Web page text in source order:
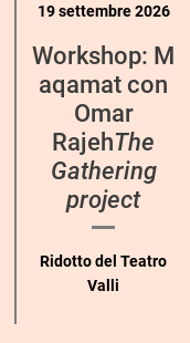
19 settembre 2026
Workshop: M
aqamat con
Omar
RajehThe
Gathering
project
Ridotto del Teatro
Valli